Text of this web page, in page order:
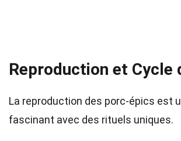
Reproduction et Cycle
La reproduction des porc-épics est
fascinant avec des rituels uniques.